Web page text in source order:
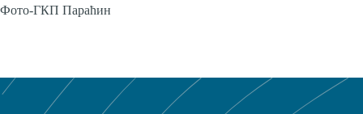
Фото-ГКП Параћин